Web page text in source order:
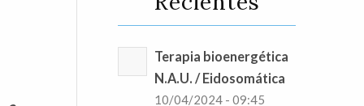
Terapia bioenergética
N.A.U. / Eidosomática
10/04/2024 - 09:45